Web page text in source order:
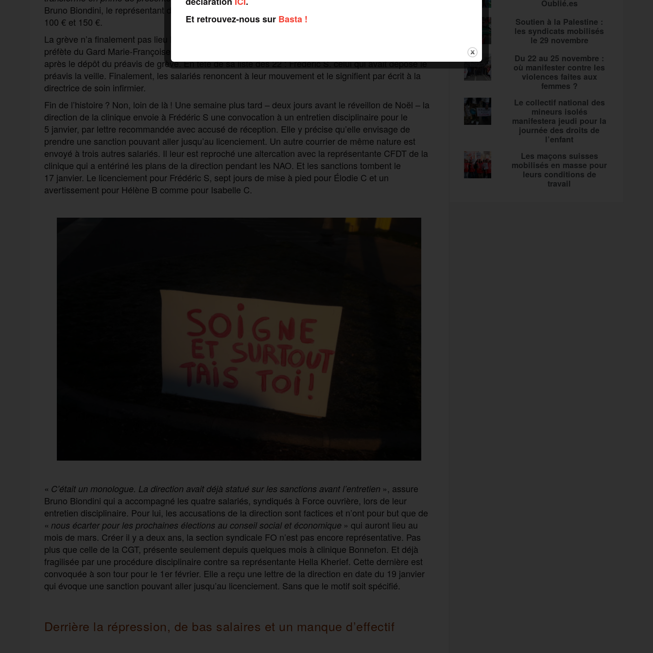
Bruno Biondini, le représentant de Force ouvrière. Avec un manque à gagner qu’il estime entre
100 € et 150 €.
La grève n’a finalement pas lieu le 16 décembre, faute de combattants. Un arrêté, signé de la
préfète du Gard Marie-Françoise Lecaillon, réquisitionne nominalement 22 salariés, quelques heures
après le dépôt du préavis de grève. En tête de sa liste des 22 : Frédéric S. celui qui avait déposé le
préavis la veille. Finalement, les salariés renoncent à leur mouvement et le signifient par écrit à la
directrice de soin infirmier.
Fin de l’histoire ? Non, loin de là ! Une semaine plus tard – deux jours avant le réveillon de Noël – la
direction de la clinique envoie à Frédéric S une convocation à un entretien disciplinaire pour le
5 janvier, par lettre recommandée avec accusé de réception. Elle y précise qu’elle envisage de
prendre une sanction pouvant aller jusqu’au licenciement. Un autre courrier de même nature est
envoyé à trois autres salariés. Il leur est reproché une altercation avec la représentante CFDT de la
clinique qui a entériné les plans de la direction pendant les NAO. Et les sanctions tombent le
17 janvier. Le licenciement pour Frédéric S, sept jours de mise à pied pour Élodie C et un
avertissement pour Hélène B comme pour Isabelle C.
« C’était un monologue. La direction avait déjà statué sur les sanctions avant l’entretien », assure
Bruno Biondini qui a accompagné les quatre salariés, syndiqués à Force ouvrière, lors de leur
entretien disciplinaire. Pour lui, les accusations de la direction sont factices et n’ont pour but que de
« nous écarter pour les prochaines élections au conseil social et économique » qui auront lieu au
mois de mars. Créer il y a deux ans, la section syndicale FO n’est pas encore représentative. Pas
plus que celle de la CGT, présente seulement depuis quelques mois à clinique Bonnefon. Et déjà
fragilisée par une procédure disciplinaire contre sa représentante Hella Kherief. Cette dernière est
convoquée à son tour pour le 1er février. Elle a reçu une lettre de la direction en date du 19 janvier
qui évoque une sanction pouvant aller jusqu’au licenciement. Sans que le motif soit spécifié.
Derrière la répression, de bas salaires et un manque d’effectif
Oublié.es
Soutien à la Palestine :
les syndicats mobilisés
le 29 novembre
Du 22 au 25 novembre :
où manifester contre les
violences faites aux
femmes ?
Le collectif national des
mineurs isolés
manifestera jeudi pour la
journée des droits de
l’enfant
Les maçons suisses
mobilisés en masse pour
leurs conditions de
travail
Et retrouvez-nous sur Basta !